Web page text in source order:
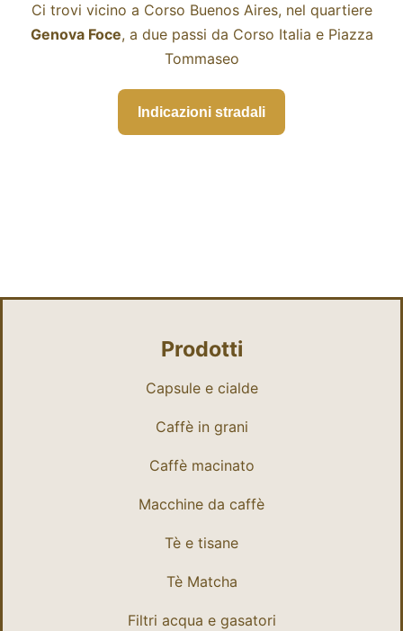
Ci trovi vicino a Corso Buenos Aires, nel quartiere
Genova Foce, a due passi da Corso Italia e Piazza
Tommaseo
Indicazioni stradali
Prodotti
Capsule e cialde
Caffè in grani
Caffè macinato
Macchine da caffè
Tè e tisane
Tè Matcha
Filtri acqua e gasatori